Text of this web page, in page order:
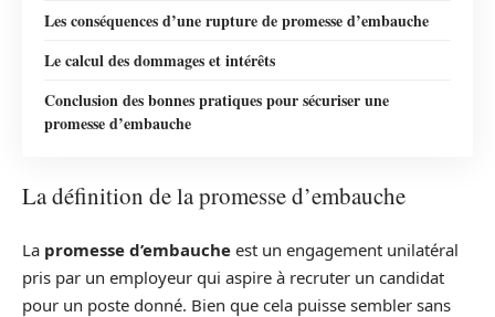
Les conséquences d’une rupture de promesse d’embauche
Le calcul des dommages et intérêts
Conclusion des bonnes pratiques pour sécuriser une
promesse d’embauche
La définition de la promesse d’embauche
La promesse d’embauche est un engagement unilatéral
pris par un employeur qui aspire à recruter un candidat
pour un poste donné. Bien que cela puisse sembler sans